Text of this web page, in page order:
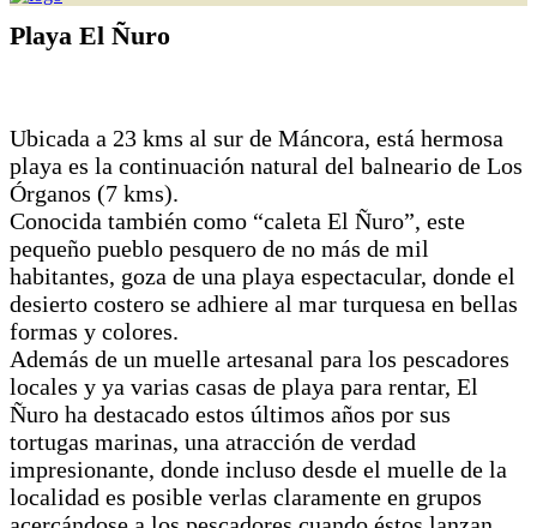
Playa El Ñuro
Ubicada a 23 kms al sur de Máncora, está hermosa
playa es la continuación natural del balneario de Los
Órganos (7 kms).
Conocida también como “caleta El Ñuro”, este
pequeño pueblo pesquero de no más de mil
habitantes, goza de una playa espectacular, donde el
desierto costero se adhiere al mar turquesa en bellas
formas y colores.
Además de un muelle artesanal para los pescadores
locales y ya varias casas de playa para rentar, El
Ñuro ha destacado estos últimos años por sus
tortugas marinas, una atracción de verdad
impresionante, donde incluso desde el muelle de la
localidad es posible verlas claramente en grupos